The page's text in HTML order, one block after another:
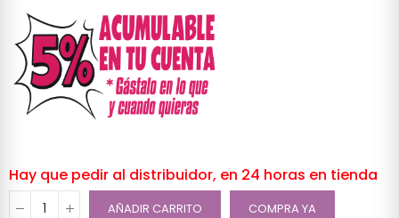
Hay que pedir al distribuidor, en 24 horas en tienda
AÑADIR CARRITO COMPRA YA